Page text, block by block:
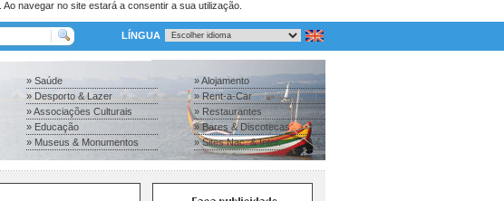
. Ao navegar no site estará a consentir a sua utilização.
LÍNGUA
» Saúde
» Desporto & Lazer
» Associações Culturais
» Educação
» Museus & Monumentos
» Alojamento
» Rent-a-Car
» Restaurantes
» Bares & Discotecas
» Sites Nac. & Inter.